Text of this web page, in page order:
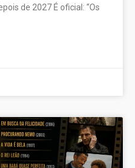
de 2027 É oficial: “Os